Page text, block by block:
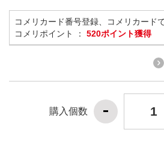
コメリカード番号登録、コメリカード
コメリポイント ： 520ポイント獲得
購入個数